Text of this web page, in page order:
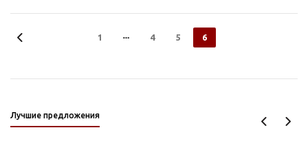
1 4 5 6
Лучшие предложения